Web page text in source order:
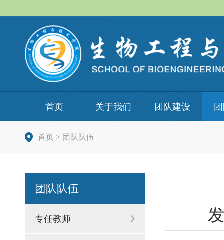
首页 关于我们 团队建设
首页 > 团队队伍
团队队伍
专任教师